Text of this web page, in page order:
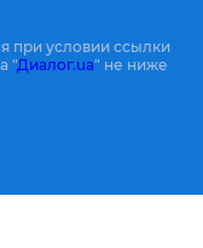
при условии ссылки
"Диалог.ua" не ниже